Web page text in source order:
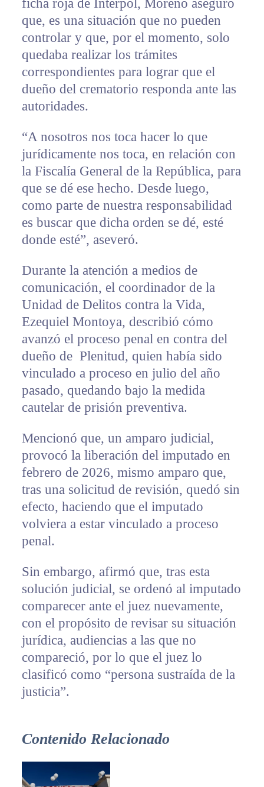
ficha roja de Interpol, Moreno aseguró
que, es una situación que no pueden
controlar y que, por el momento, solo
quedaba realizar los trámites
correspondientes para lograr que el
dueño del crematorio responda ante las
autoridades.
“A nosotros nos toca hacer lo que
jurídicamente nos toca, en relación con
la Fiscalía General de la República, para
que se dé ese hecho. Desde luego,
como parte de nuestra responsabilidad
es buscar que dicha orden se dé, esté
donde esté”, aseveró.
Durante la atención a medios de
comunicación, el coordinador de la
Unidad de Delitos contra la Vida,
Ezequiel Montoya, describió cómo
avanzó el proceso penal en contra del
dueño de Plenitud, quien había sido
vinculado a proceso en julio del año
pasado, quedando bajo la medida
cautelar de prisión preventiva.
Mencionó que, un amparo judicial,
provocó la liberación del imputado en
febrero de 2026, mismo amparo que,
tras una solicitud de revisión, quedó sin
efecto, haciendo que el imputado
volviera a estar vinculado a proceso
penal.
Sin embargo, afirmó que, tras esta
solución judicial, se ordenó al imputado
comparecer ante el juez nuevamente,
con el propósito de revisar su situación
jurídica, audiencias a las que no
compareció, por lo que el juez lo
clasificó como “persona sustraída de la
justicia”.
Contenido Relacionado